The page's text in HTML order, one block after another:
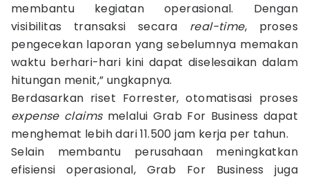
membantu kegiatan operasional. Dengan
visibilitas transaksi secara real-time, proses
pengecekan laporan yang sebelumnya memakan
waktu berhari-hari kini dapat diselesaikan dalam
hitungan menit,” ungkapnya.
Berdasarkan riset Forrester, otomatisasi proses
expense claimsmelalui Grab For Business dapat
menghemat lebih dari 11.500 jam kerja per tahun.
Selain membantu perusahaan meningkatkan
efisiensi operasional, Grab For Business juga